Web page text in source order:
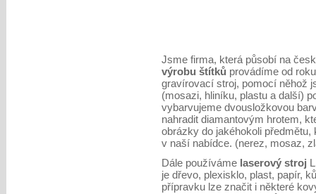
Jsme firma, která působí na
výrobu štítků provádíme od
gravírovací stroj, pomocí něhož
(mosazi, hliníku, plastu a další)
vybarvujeme dvousložkovou
nahradit diamantovým hrotem,
obrázky do jakéhokoli
v naší nabídce. (nerez, mosaz,
Dále používáme laserový stroj
je dřevo, plexisklo, plast, papír,
přípravku lze značit i některé